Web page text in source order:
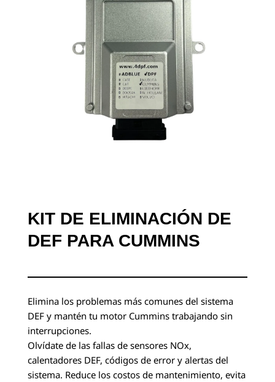
KIT DE ELIMINACIÓN DE
DEF PARA CUMMINS
Elimina los problemas más comunes del sistema
DEF y mantén tu motor Cummins trabajando sin
interrupciones.
Olvídate de las fallas de sensores NOx,
calentadores DEF, códigos de error y alertas del
sistema. Reduce los costos de mantenimiento, evita